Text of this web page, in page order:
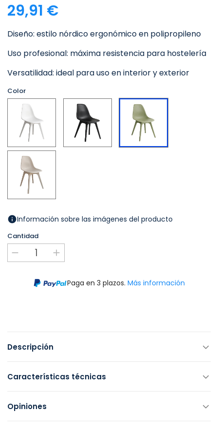
29,91 €
Diseño: estilo nórdico ergonómico en polipropileno
Uso profesional: máxima resistencia para hostelería
Versatilidad: ideal para uso en interior y exterior
Color
Blanco Negro Verde
Arena
Información sobre las imágenes del producto
Cantidad
Paga en 3 plazos. Más información
Descripción
Características técnicas
Opiniones